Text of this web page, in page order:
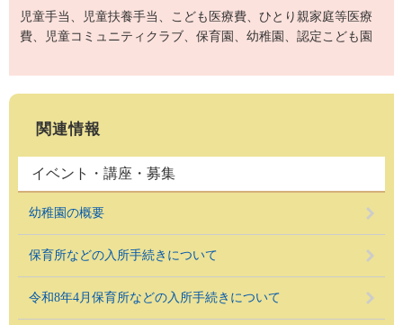
児童手当、児童扶養手当、こども医療費、ひとり親家庭等医療
費、児童コミュニティクラブ、保育園、幼稚園、認定こども園
関連情報
イベント・講座・募集
幼稚園の概要
保育所などの入所手続きについて
令和8年4月保育所などの入所手続きについて